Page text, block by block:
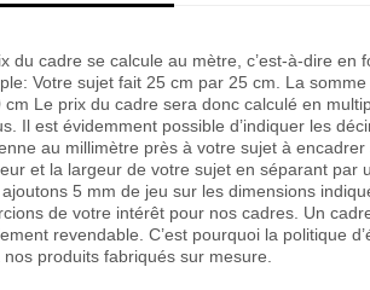
du cadre se calcule au mètre, c’est-à-dire
Votre sujet fait 25 cm par 25 cm. La
cm Le prix du cadre sera donc calculé en
Il est évidemment possible d’indiquer les
au millimètre près à votre sujet à
et la largeur de votre sujet en séparant par
5 mm de jeu sur les dimensions
de votre intérêt pour nos cadres. Un
revendable. C’est pourquoi la politique
nos produits fabriqués sur mesure.